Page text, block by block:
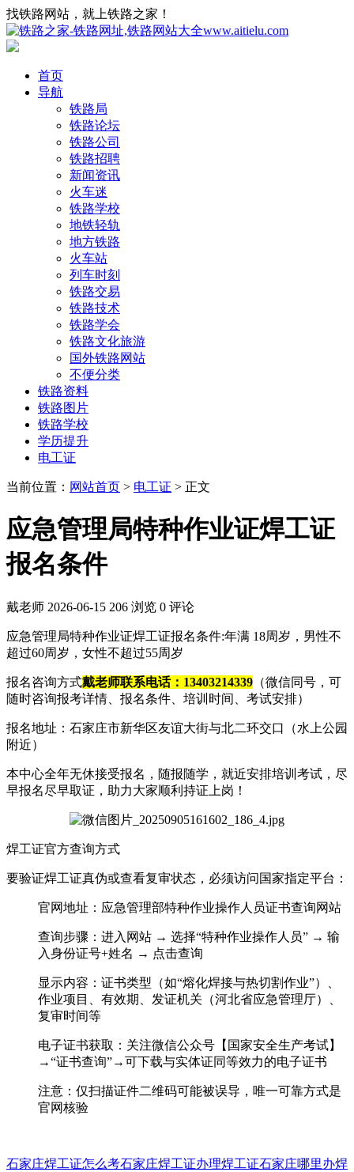
找铁路网站，就上铁路之家！
首页
导航
铁路局
铁路论坛
铁路公司
铁路招聘
新闻资讯
火车迷
铁路学校
地铁轻轨
地方铁路
火车站
列车时刻
铁路交易
铁路技术
铁路学会
铁路文化旅游
国外铁路网站
不便分类
铁路资料
铁路图片
铁路学校
学历提升
电工证
当前位置： 网站首页 > 电工证 > 正文
应急管理局特种作业证焊工证
报名条件
戴老师 2026-06-15 206 浏览 0 评论
应急管理局特种作业证焊工证报名条件:年满 ‌18周岁‌，男性不
超过60周岁，女性不超过55周岁
报名咨询方式戴老师联系电话：13403214339 （微信同号，可
随时咨询报考详情、报名条件、培训时间、考试安排）
报名地址：石家庄市新华区友谊大街与北二环交口（水上公园
附近）
本中心全年无休接受报名，随报随学，就近安排培训考试，尽
早报名尽早取证，助力大家顺利持证上岗！
焊工证官方查询方式
要验证焊工证真伪或查看复审状态，必须访问国家指定平台：
官网地址：应急管理部特种作业操作人员证书查询网站
查询步骤：进入网站 → 选择“特种作业操作人员” → 输
入‌身份证号+姓名‌ → 点击查询
显示内容：证书类型（如“熔化焊接与热切割作业”）、
作业项目、有效期、发证机关（‌河北省应急管理厅‌）、
复审时间等
电子证书获取：关注微信公众号【‌国家安全生产考试‌】
→“证书查询”→可下载与实体证同等效力的电子证书
注意：仅扫描证件二维码可能被误导，‌唯一可靠方式是
官网核验‌
石家庄焊工证怎么考石家庄焊工证办理焊工证石家庄哪里办焊